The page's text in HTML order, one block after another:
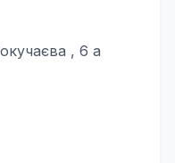
, 6 а